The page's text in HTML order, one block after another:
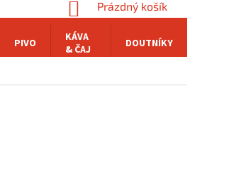
NÁKUPNÍ
KOŠÍK
Prázdný košík
PIVO
KÁVA
& ČAJ
DOUTNÍKY